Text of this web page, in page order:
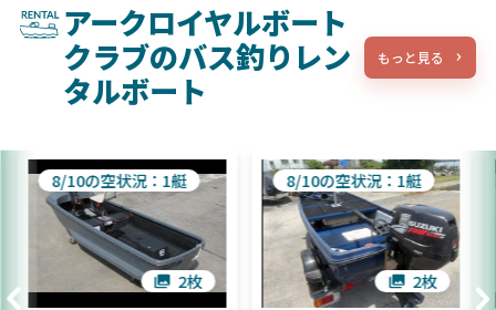
アークロイヤルボート
クラブのバス釣りレン
タルボート
もっと見る
8/10の空状況：1艇
2枚
8/10の空状況：1艇
2枚